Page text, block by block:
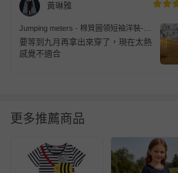
黃琳雅
Jumping meters - 棉質圓領短袖洋裝-兔
子花卉-黃色條紋
要等到九月再拿出來穿了，現在太熱
感覺不適合
更多推薦商品